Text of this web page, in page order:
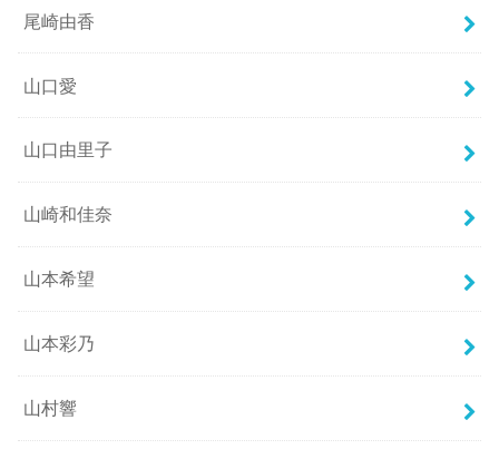
尾崎由香
山口愛
山口由里子
山崎和佳奈
山本希望
山本彩乃
山村響